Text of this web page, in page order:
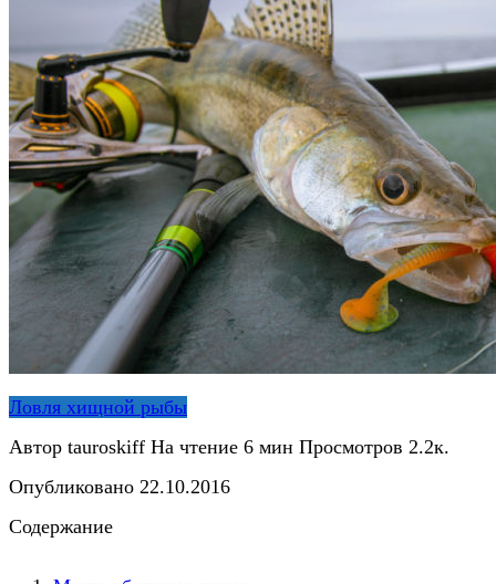
Ловля хищной рыбы
Автор tauroskiff На чтение 6 мин Просмотров 2.2к.
Опубликовано 22.10.2016
Содержание